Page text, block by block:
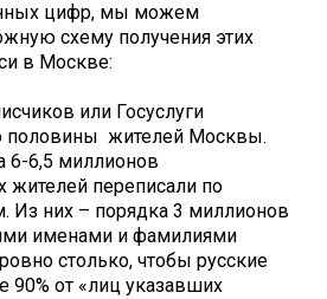
цифр, мы можем
схему получения этих
в Москве:
или Госуслуги
половины жителей Москвы.
6-6,5 миллионов
жителей переписали по
Из них – порядка 3 миллионов
именами и фамилиями
столько, чтобы русские
90% от «лиц указавших